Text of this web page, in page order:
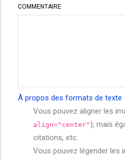
COMMENTAIRE
À propos des formats de texte
Vous pouvez aligner les
align="center"), mais
citations, etc.
Vous pouvez légender les